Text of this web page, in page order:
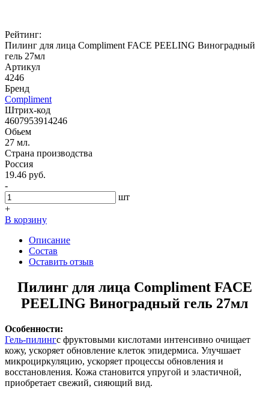
Рейтинг:
Пилинг для лица Compliment FACE PEELING Виноградный
гель 27мл
Артикул
4246
Бренд
Compliment
Штрих-код
4607953914246
Обьем
27 мл.
Страна производства
Россия
19.46 руб.
-
шт
+
В корзину
Описание
Состав
Оставить отзыв
Пилинг для лица Compliment FACE
PEELING Виноградный гель 27мл
Особенности:
Гель-пилингс фруктовыми кислотами интенсивно очищает
кожу, ускоряет обновление клеток эпидермиса. Улучшает
микроциркуляцию, ускоряет процессы обновления и
восстановления. Кожа становится упругой и эластичной,
приобретает свежий, сияющий вид.